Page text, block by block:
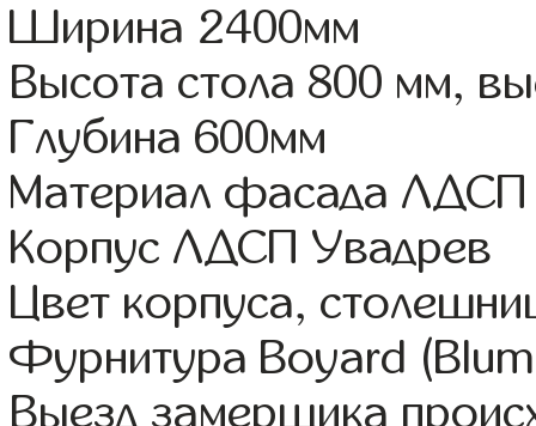
Ширина 2400мм
Высота стола 800 мм,
Глубина 600мм
Материал фасада ЛДСП
Корпус ЛДСП Увадрев
Цвет корпуса,
Фурнитура Boyard
Выезд замерщика